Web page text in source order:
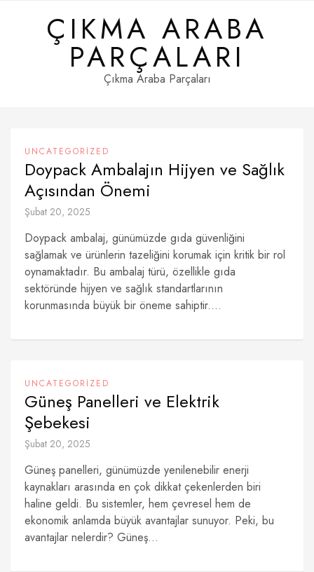
ÇIKMA ARABA
PARÇALARI
Çıkma Araba Parçaları
UNCATEGORIZED
Doypack Ambalajın Hijyen ve Sağlık
Açısından Önemi
Şubat 20, 2025
Doypack ambalaj, günümüzde gıda güvenliğini
sağlamak ve ürünlerin tazeliğini korumak için kritik bir rol
oynamaktadır. Bu ambalaj türü, özellikle gıda
sektöründe hijyen ve sağlık standartlarının
korunmasında büyük bir öneme sahiptir....
UNCATEGORIZED
Güneş Panelleri ve Elektrik
Şebekesi
Şubat 20, 2025
Güneş panelleri, günümüzde yenilenebilir enerji
kaynakları arasında en çok dikkat çekenlerden biri
haline geldi. Bu sistemler, hem çevresel hem de
ekonomik anlamda büyük avantajlar sunuyor. Peki, bu
avantajlar nelerdir? Güneş...